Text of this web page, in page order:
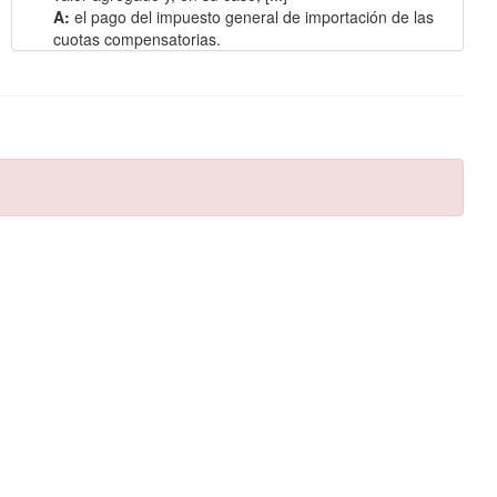
A: el pago del impuesto general de importación de las
cuotas compensatorias.